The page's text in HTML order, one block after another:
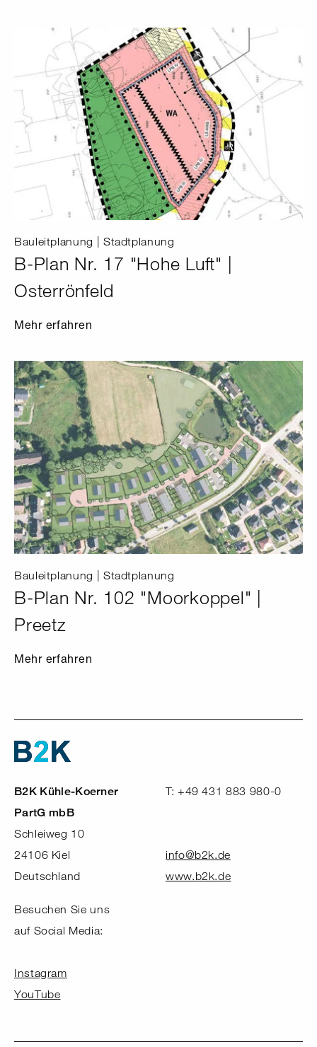
Bauleitplanung | Stadtplanung
B-Plan Nr. 17 "Hohe Luft" |
Osterrönfeld
Mehr erfahren
Bauleitplanung | Stadtplanung
B-Plan Nr. 102 "Moorkoppel" |
Preetz
Mehr erfahren
B2K und dn Ingenieure
B2K Kühle-Koerner
PartG mbB
Schleiweg 10
24106 Kiel
Deutschland
T: +49 431 883 980-0
info@b2k.de
www.b2k.de
Besuchen Sie uns
auf Social Media:
Instagram
YouTube